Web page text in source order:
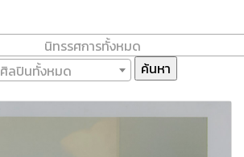
นิทรรศการทั้งหมด
ศิลปินทั้งหมด